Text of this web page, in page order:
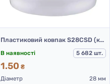
Пластиковий ковпак S28CSD (кришка для ПЕТ пляшок 28 мм біла)
В наявності 5 682 шт.
1.50 ₴
Діаметр
28 мм